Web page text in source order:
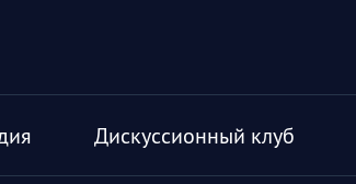
Дискуссионный клуб